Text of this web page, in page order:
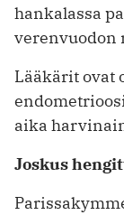
hankalassa
verenvuodon
Lääkärit ovat
aika
Joskus